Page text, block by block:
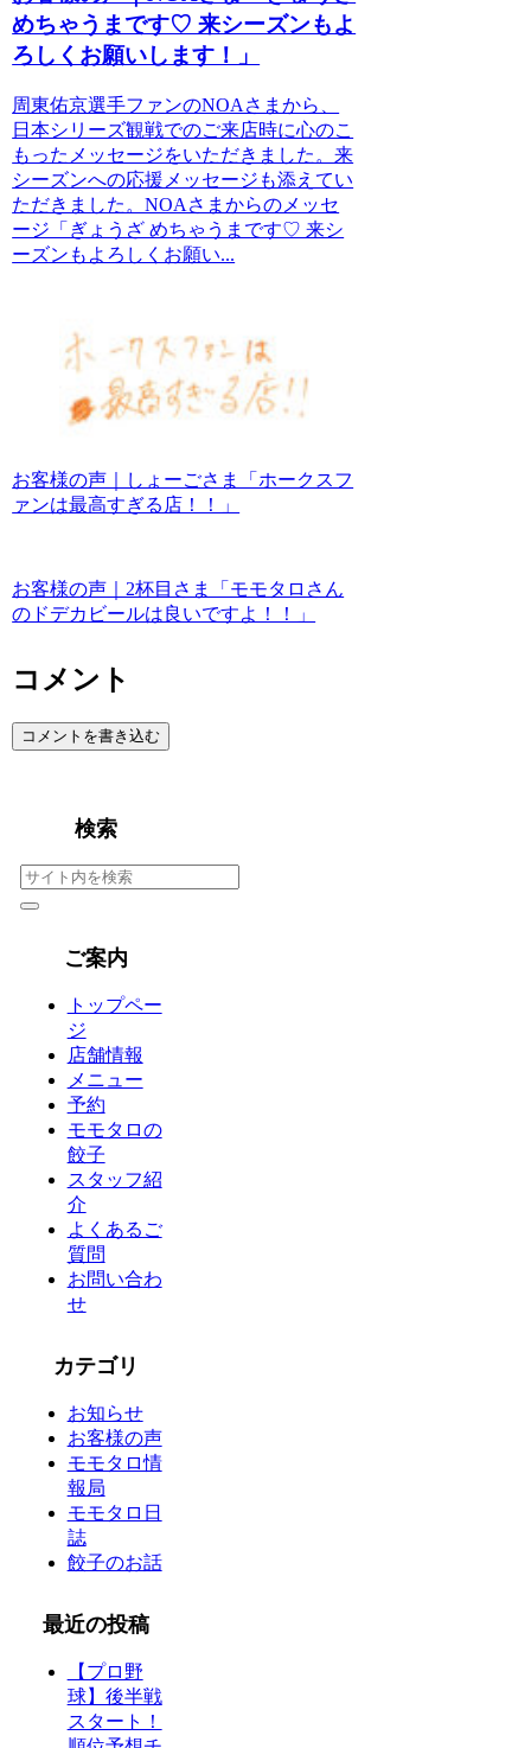
めちゃうまです♡ 来シーズンもよ
ろしくお願いします！」
周東佑京選手ファンのNOAさまから、
日本シリーズ観戦でのご来店時に心のこ
もったメッセージをいただきました。来
シーズンへの応援メッセージも添えてい
ただきました。NOAさまからのメッセ
ージ「ぎょうざ めちゃうまです♡ 来シ
ーズンもよろしくお願い...
お客様の声｜しょーごさま「ホークスフ
ァンは最高すぎる店！！」
お客様の声｜2杯目さま「モモタロさん
のドデカビールは良いですよ！！」
コメント
コメントを書き込む
検索
ご案内
トップペー
ジ
店舗情報
メニュー
予約
モモタロの
餃子
スタッフ紹
介
よくあるご
質問
お問い合わ
せ
カテゴリ
お知らせ
お客様の声
モモタロ情
報局
モモタロ日
誌
餃子のお話
最近の投稿
【プロ野
球】後半戦
スタート！